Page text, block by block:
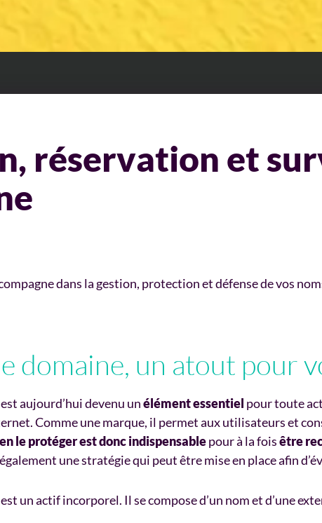
réservation et
dans la gestion, protection et défense de vos
domaine, un atout pour
aujourd’hui devenu unélément essentiel pour toute
Comme une marque, il permet aux utilisateurs et
le protéger est donc indispensablepour à la foisêtre
une stratégie qui peut être mise en place afin
un actif incorporel. Il se compose d’un nom et d’une